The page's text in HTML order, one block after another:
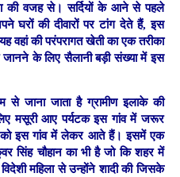
की वजह से। सर्दियों के आने से पहले
की दीवारों पर टांग देते हैं, इस
वहां की परंपरागत खेती का एक तरीका
के लिए सैलानी बड़ी संख्या में इस
जाना जाता है ग्रामीण इलाके की
मसूरी आए पर्यटक इस गांव में जरूर
को इस गांव में लेकर आते हैं। इसमें एक
सिंह चौहान का भी है जो कि शहर में
महिला से उन्होंने शादी की जिसके